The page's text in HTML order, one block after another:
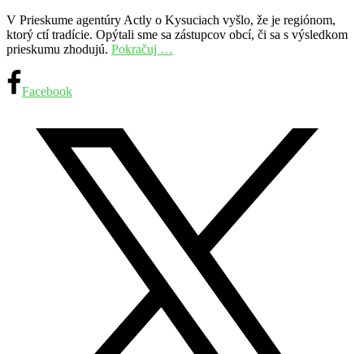
V Prieskume agentúry Actly o Kysuciach vyšlo, že je regiónom,
ktorý ctí tradície. Opýtali sme sa zástupcov obcí, či sa s výsledkom
prieskumu zhodujú. Pokračuj …
Facebook